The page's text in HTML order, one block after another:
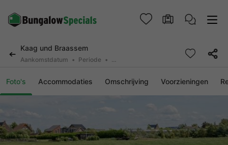
Kaag und Braassem
Aankomstdatum Periode 2 personen, 0 huisdier
Foto's Accommodaties Omschrijving Voorzieningen